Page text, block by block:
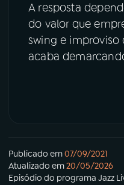
A resposta
do valor que
swing e improviso
acaba
Publicado em07/09/2021
Atualizado em20/05/2026
Episódio do programa Jazz